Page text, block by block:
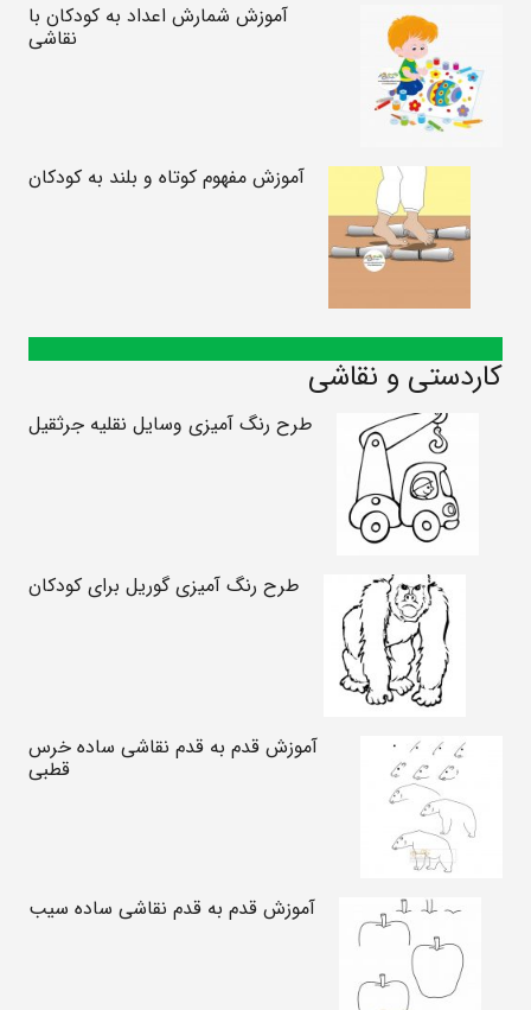
آموزش شمارش اعداد به کودکان با
نقاشی
آموزش مفهوم کوتاه و بلند به کودکان
کاردستی و نقاشی
طرح رنگ آمیزی وسایل نقلیه جرثقیل
طرح رنگ آمیزی گوریل برای کودکان
آموزش قدم به قدم نقاشی ساده خرس
قطبی
آموزش قدم به قدم نقاشی ساده سیب